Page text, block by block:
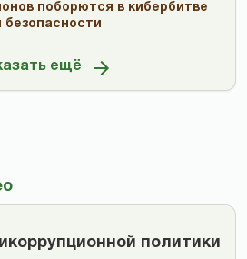
поборются в кибербитве
ещё
политики